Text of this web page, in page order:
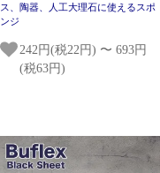
ス、陶器、人工大理石に使えるスポ
ンジ
242円(税22円) 〜 693円
(税63円)